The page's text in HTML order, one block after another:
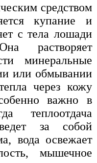
средством
купание и
с тела лошади
растворяет
минеральные
или обмывании
через кожу
важно в
теплоотдача
за собой
вода освежает
мышечное